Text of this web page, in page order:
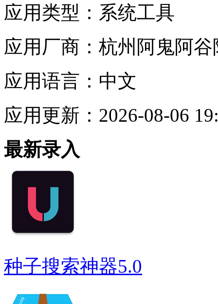
应用类型： 系统工具
应用厂商： 杭州阿鬼阿
应用语言： 中文
应用更新： 2026-08-06
最新录入
种子搜索神器5.0